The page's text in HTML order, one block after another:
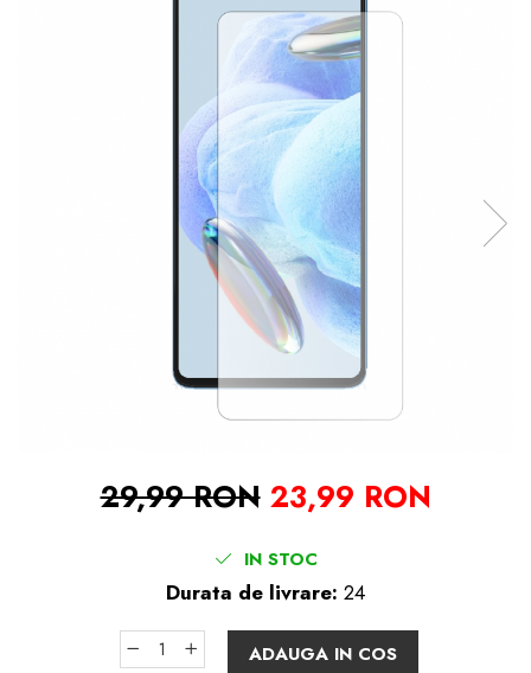
29,99 RON 23,99 RON
IN STOC
Durata de livrare: 24
ADAUGA IN COS